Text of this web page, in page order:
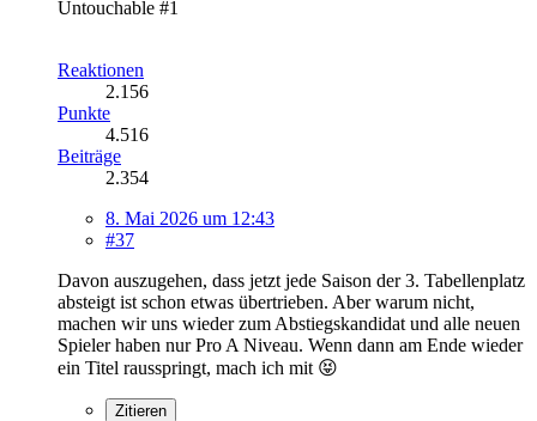
Untouchable #1
Reaktionen
2.156
Punkte
4.516
Beiträge
2.354
8. Mai 2026 um 12:43
#37
Davon auszugehen, dass jetzt jede Saison der 3. Tabellenplatz
absteigt ist schon etwas übertrieben. Aber warum nicht,
machen wir uns wieder zum Abstiegskandidat und alle neuen
Spieler haben nur Pro A Niveau. Wenn dann am Ende wieder
ein Titel rausspringt, mach ich mit 😝
Zitieren